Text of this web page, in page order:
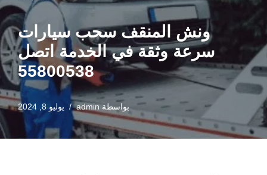
ونش المنقف سحب سيارات
سرعة وثقة في الخدمة اتصل
55800538
بواسطةadmin يوليو 8, 2024